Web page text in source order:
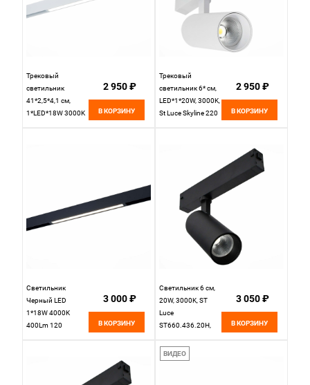
Трековый
светильник
41*2,5*4,1 см,
1*LED*18W 3000K
2 950 ₽
В КОРЗИНУ
Трековый
светильник 6* см,
LED*1*20W, 3000K,
St Luce Skyline 220
2 950 ₽
В КОРЗИНУ
Светильник
Черный LED
1*18W 4000K
400Lm 120
3 000 ₽
В КОРЗИНУ
Светильник 6 см,
20W, 3000K, ST
Luce
ST660.436.20H,
3 050 ₽
В КОРЗИНУ
ВИДЕО